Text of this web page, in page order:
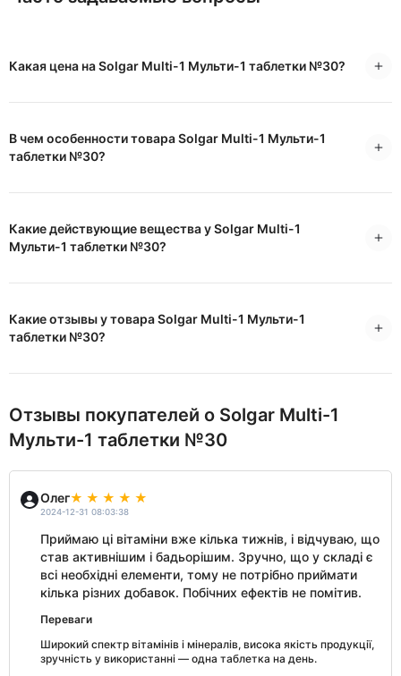
Какая цена на Solgar Multi-1 Мульти-1 таблетки №30?
В чем особенности товара Solgar Multi-1 Мульти-1
таблетки №30?
Какие действующие вещества у Solgar Multi-1
Мульти-1 таблетки №30?
Какие отзывы у товара Solgar Multi-1 Мульти-1
таблетки №30?
Отзывы покупателей о Solgar Multi-1
Мульти-1 таблетки №30
Олег
2024-12-31 08:03:38
Приймаю ці вітаміни вже кілька тижнів, і відчуваю, що
став активнішим і бадьорішим. Зручно, що у складі є
всі необхідні елементи, тому не потрібно приймати
кілька різних добавок. Побічних ефектів не помітив.
Переваги
Широкий спектр вітамінів і мінералів, висока якість продукції,
зручність у використанні — одна таблетка на день.